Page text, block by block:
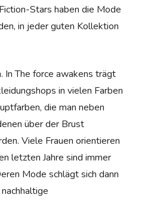
Stars haben die Mode
in jeder guten Kollektion
In The force awakens trägt
in vielen Farben
die man neben
über der Brust
Viele Frauen orientieren
letzten Jahre sind immer
Mode schlägt sich dann